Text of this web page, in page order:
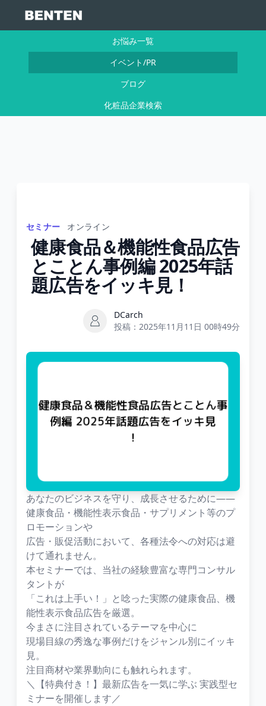
お悩み一覧
イベント/PR
ブログ
化粧品企業検索
セミナー オンライン
健康食品＆機能性食品広告
とことん事例編 2025年話
題広告をイッキ見！
DCarch
投稿： 2025年11月11日 00時49分
あなたのビジネスを守り、成長させるために――
健康食品・機能性表示食品・サプリメント等のプ
ロモーションや
広告・販促活動において、各種法令への対応は避
けて通れません。
本セミナーでは、当社の経験豊富な専門コンサル
タントが
「これは上手い！」と唸った実際の健康食品、機
能性表示食品広告を厳選。
今まさに注目されているテーマを中心に
現場目線の秀逸な事例だけをジャンル別にイッキ
見。
注目商材や業界動向にも触れられます。
＼【特典付き！】最新広告を一気に学ぶ 実践型セ
ミナーを開催します／